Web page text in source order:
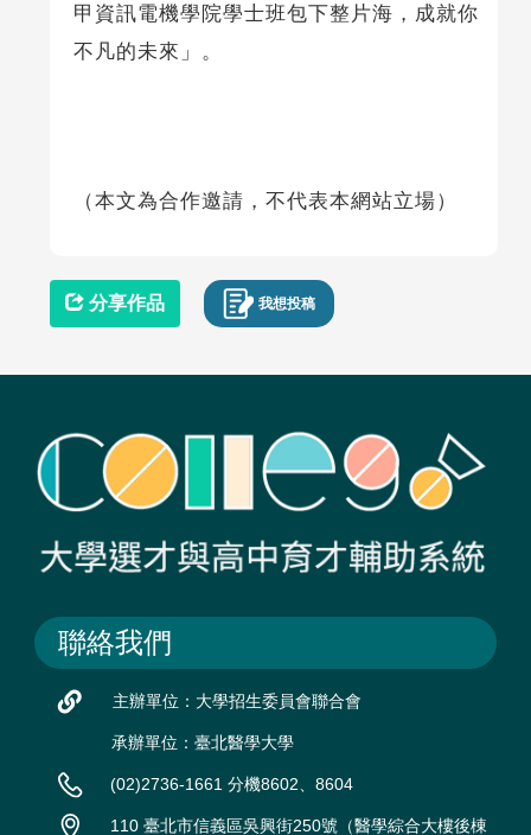
甲資訊電機學院學士班包下整片海，成就你
不凡的未來」。
（本文為合作邀請，不代表本網站立場）
分享作品 我想投稿
聯絡我們
主辦單位：大學招生委員會聯合會
承辦單位：臺北醫學大學
(02)2736-1661 分機8602、8604
110 臺北市信義區吳興街250號（醫學綜合大樓後棟